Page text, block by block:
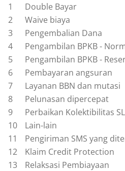
1
Double Bayar
2
Waive biaya
3
Pengembalian Dana
4
Pengambilan BPKB -
5
Pengambilan BPKB -
6
Pembayaran angsuran
7
Layanan BBN dan mutasi
8
Pelunasan dipercepat
9
Perbaikan Kolektibilitas
10
Lain-lain
11
Pengiriman SMS yang
12
Klaim Credit Protection
13
Relaksasi Pembiayaan